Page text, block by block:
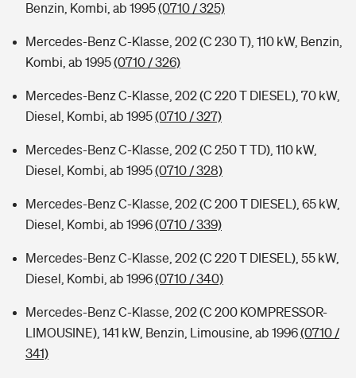
Benzin, Kombi, ab 1995(0710 / 325)
Mercedes-Benz C-Klasse, 202 (C 230 T), 110 kW, Benzin,
Kombi, ab 1995(0710 / 326)
Mercedes-Benz C-Klasse, 202 (C 220 T DIESEL), 70 kW,
Diesel, Kombi, ab 1995(0710 / 327)
Mercedes-Benz C-Klasse, 202 (C 250 T TD), 110 kW,
Diesel, Kombi, ab 1995(0710 / 328)
Mercedes-Benz C-Klasse, 202 (C 200 T DIESEL), 65 kW,
Diesel, Kombi, ab 1996(0710 / 339)
Mercedes-Benz C-Klasse, 202 (C 220 T DIESEL), 55 kW,
Diesel, Kombi, ab 1996(0710 / 340)
Mercedes-Benz C-Klasse, 202 (C 200 KOMPRESSOR-
LIMOUSINE), 141 kW, Benzin, Limousine, ab 1996(0710 /
341)